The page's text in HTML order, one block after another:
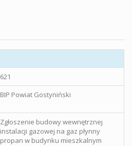
621
BIP Powiat Gostyniński
Zgłoszenie budowy wewnętrznej
instalacji gazowej na gaz płynny
propan w budynku mieszkalnym